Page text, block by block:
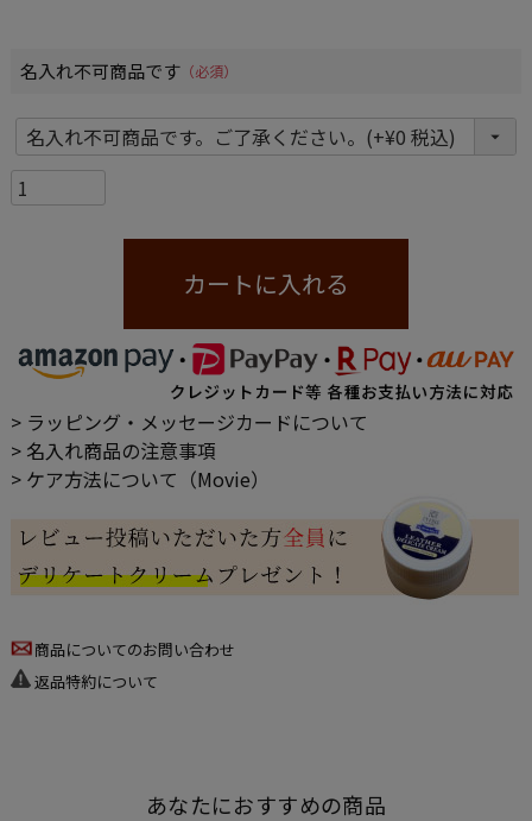
名入れ不可商品です
カートに入れる
> ラッピング・メッセージカードについて
> 名入れ商品の注意事項
> ケア方法について（Movie）
商品についてのお問い合わせ
返品特約について
あなたにおすすめの商品